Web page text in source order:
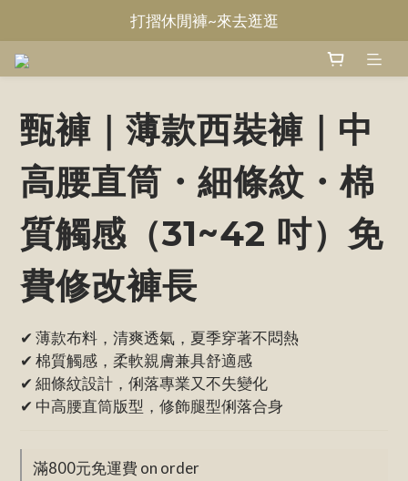
Welcome~甄褲
無摺休閒褲~來去逛逛
甄褲｜薄款西裝褲｜中
高腰直筒・細條紋・棉
質觸感（31~42 吋）免
費修改褲長
✔ 薄款布料，清爽透氣，夏季穿著不悶熱
✔ 棉質觸感，柔軟親膚兼具舒適感
✔ 細條紋設計，俐落專業又不失變化
✔ 中高腰直筒版型，修飾腿型俐落合身
滿800元免運費 on order